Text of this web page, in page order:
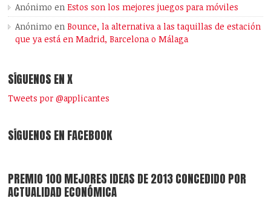
Anónimo enEstos son los mejores juegos para móviles
Anónimo enBounce, la alternativa a las taquillas de estación
que ya está en Madrid, Barcelona o Málaga
SÍGUENOS EN X
Tweets por @applicantes
SÍGUENOS EN FACEBOOK
PREMIO 100 MEJORES IDEAS DE 2013 CONCEDIDO POR
ACTUALIDAD ECONÓMICA